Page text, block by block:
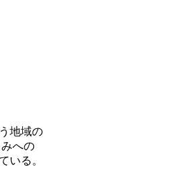
地域の
への
いる。